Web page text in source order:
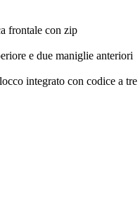
frontale con zip
e due maniglie anteriori
integrato con codice a tre